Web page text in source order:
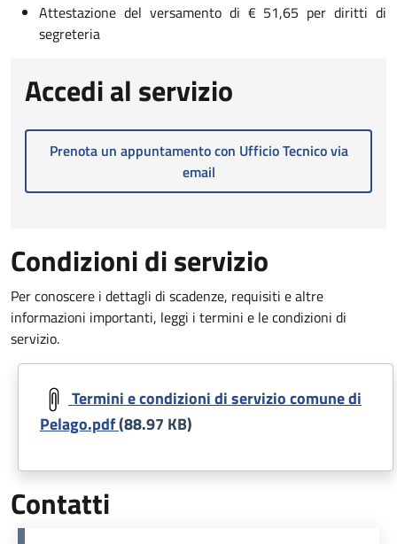
Attestazione del versamento di € 51,65 per diritti di
segreteria
Accedi al servizio
Prenota un appuntamento con Ufficio Tecnico via
email
Condizioni di servizio
Per conoscere i dettagli di scadenze, requisiti e altre
informazioni importanti, leggi i termini e le condizioni di
servizio.
Document
Termini e condizioni di servizio comune di
Pelago.pdf(88.97 KB)
Contatti